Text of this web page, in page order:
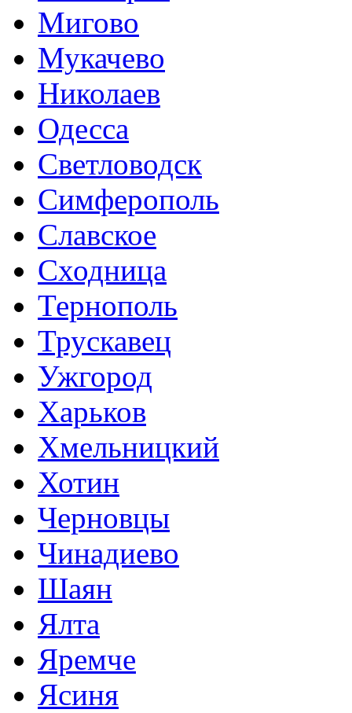
Мигово
Мукачево
Николаев
Одесса
Светловодск
Симферополь
Славское
Сходница
Тернополь
Трускавец
Ужгород
Харьков
Хмельницкий
Хотин
Черновцы
Чинадиево
Шаян
Ялта
Яремче
Ясиня